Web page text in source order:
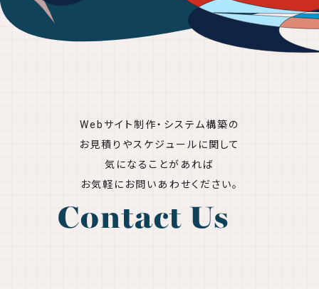
Webサイト制作・システム構築の
お見積りやスケジュールに関して
気になることがあれば
お気軽にお問いあわせください。
Contact Us